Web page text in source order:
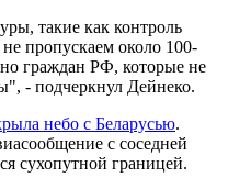
такие как контроль
пропускаем около 100-
граждан РФ, которые не
- подчеркнул Дейнеко.
небо с Беларусью.
с соседней
сухопутной границей.